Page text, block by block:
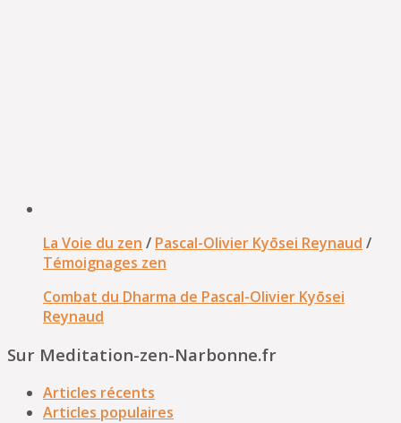
La Voie du zen / Pascal-Olivier Kyōsei Reynaud /
Témoignages zen
Combat du Dharma de Pascal-Olivier Kyōsei
Reynaud
Sur Meditation-zen-Narbonne.fr
Articles récents
Articles populaires